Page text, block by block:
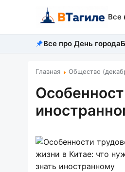
Все
Все про День города
Главная Общество